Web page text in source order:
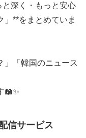
深く・もっと安心
」**をまとめていま
」「韓国のニュース
📖✨
信サービス